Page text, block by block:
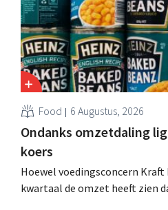
Food 6 Augustus, 2026
Ondanks omzetdaling
koers
Hoewel voedingsconcern
kwartaal de omzet heeft zien